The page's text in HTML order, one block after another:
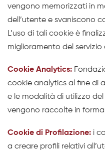
vengono memorizzati in
dell’utente e svaniscono
L’uso di tali cookie è
miglioramento del servizio
Cookie Analytics:
cookie analytics al fine di
e le modalità di utilizzo
vengono raccolte in
Cookie di Profilazione: i
a creare profili relativi